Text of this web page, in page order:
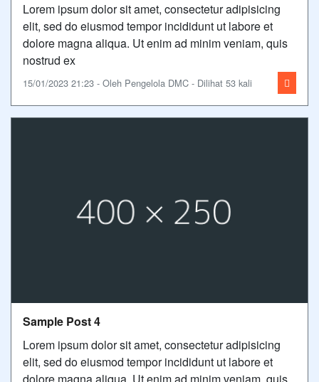
Lorem ipsum dolor sit amet, consectetur adipisicing
elit, sed do eiusmod tempor incididunt ut labore et
dolore magna aliqua. Ut enim ad minim veniam, quis
nostrud ex
15/01/2023 21:23 - Oleh Pengelola DMC - Dilihat 53 kali
Sample Post 4
Lorem ipsum dolor sit amet, consectetur adipisicing
elit, sed do eiusmod tempor incididunt ut labore et